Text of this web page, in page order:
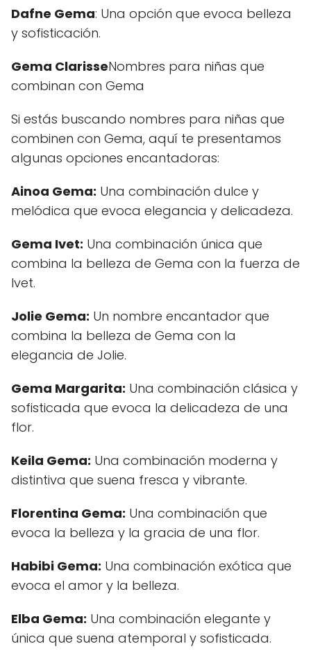
Dafne Gema: Una opción que evoca belleza
y sofisticación.
Gema ClarisseNombres para niñas que
combinan con Gema
Si estás buscando nombres para niñas que
combinen con Gema, aquí te presentamos
algunas opciones encantadoras:
Ainoa Gema: Una combinación dulce y
melódica que evoca elegancia y delicadeza.
Gema Ivet: Una combinación única que
combina la belleza de Gema con la fuerza de
Ivet.
Jolie Gema: Un nombre encantador que
combina la belleza de Gema con la
elegancia de Jolie.
Gema Margarita: Una combinación clásica y
sofisticada que evoca la delicadeza de una
flor.
Keila Gema: Una combinación moderna y
distintiva que suena fresca y vibrante.
Florentina Gema: Una combinación que
evoca la belleza y la gracia de una flor.
Habibi Gema: Una combinación exótica que
evoca el amor y la belleza.
Elba Gema: Una combinación elegante y
única que suena atemporal y sofisticada.